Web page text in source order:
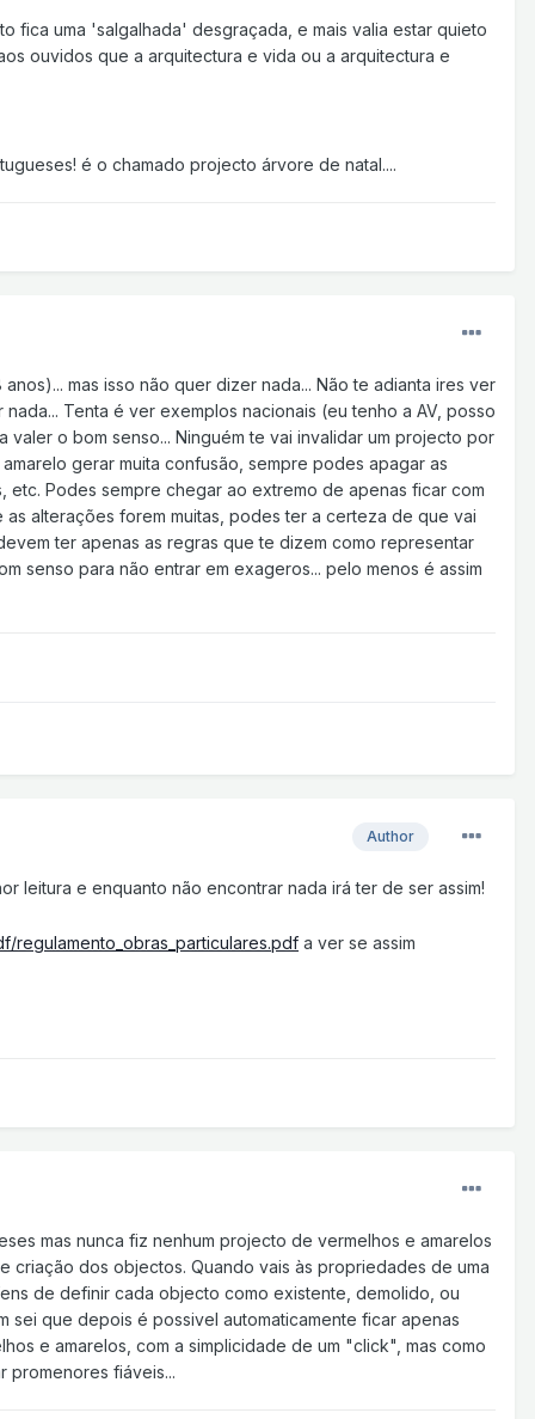
fica uma 'salgalhada' desgraçada, e mais valia estar quieto
ouvidos que a arquitectura e vida ou a arquitectura e
é o chamado projecto árvore de natal....
mas isso não quer dizer nada... Não te adianta ires ver
Tenta é ver exemplos nacionais (eu tenho a AV, posso
o bom senso... Ninguém te vai invalidar um projecto por
gerar muita confusão, sempre podes apagar as
etc. Podes sempre chegar ao extremo de apenas ficar com
alterações forem muitas, podes ter a certeza de que vai
ter apenas as regras que te dizem como representar
senso para não entrar em exageros... pelo menos é assim
Author
leitura e enquanto não encontrar nada irá ter de ser assim!
regulamento_obras_particulares.pdf a ver se assim
mas nunca fiz nenhum projecto de vermelhos e amarelos
criação dos objectos. Quando vais às propriedades de uma
de definir cada objecto como existente, demolido, ou
sei que depois é possivel automaticamente ficar apenas
e amarelos, com a simplicidade de um "click", mas como
promenores fiáveis...